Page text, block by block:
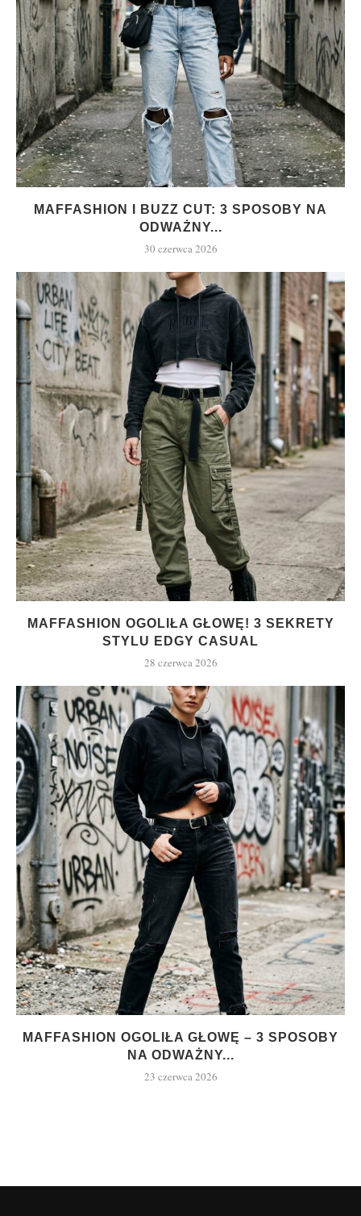
MAFFASHION I BUZZ CUT: 3 SPOSOBY NA
ODWAŻNY...
30 czerwca 2026
MAFFASHION OGOLIŁA GŁOWĘ! 3 SEKRETY
STYLU EDGY CASUAL
28 czerwca 2026
MAFFASHION OGOLIŁA GŁOWĘ – 3 SPOSOBY
NA ODWAŻNY...
23 czerwca 2026